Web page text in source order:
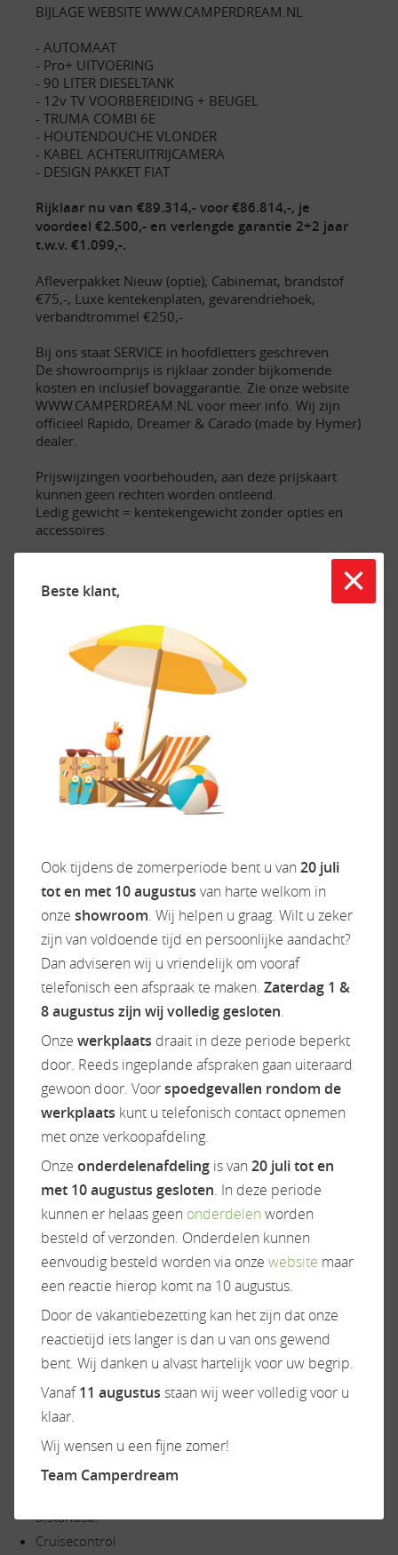
BIJLAGE WEBSITE WWW.CAMPERDREAM.NL
- AUTOMAAT
- Pro+ UITVOERING
- 90 LITER DIESELTANK
- 12v TV VOORBEREIDING + BEUGEL
- TRUMA COMBI 6E
- HOUTENDOUCHE VLONDER
- KABEL ACHTERUITRIJCAMERA
- DESIGN PAKKET FIAT
Rijklaar nu van €89.314,- voor €86.814,-, je
voordeel €2.500,- en verlengde garantie 2+2 jaar
t.w.v. €1.099,-.
Afleverpakket Nieuw (optie); Cabinemat, brandstof
€75,-, Luxe kentekenplaten, gevarendriehoek,
verbandtrommel €250,-
Bij ons staat SERVICE in hoofdletters geschreven.
De showroomprijs is rijklaar zonder bijkomende
kosten en inclusief bovaggarantie. Zie onze website
WWW.CAMPERDREAM.NL voor meer info. Wij zijn
officieel Rapido, Dreamer & Carado (made by Hymer)
dealer.
Prijswijzingen voorbehouden, aan deze prijskaart
kunnen geen rechten worden ontleend.
Ledig gewicht = kentekengewicht zonder opties en
accessoires.
Trefwoorden: Adria, Sunlight, Chausson, Burstner,
Possl, Buscamper, weinsberg, twin, carado, half
integraal, hymer, frankia, hobby, lmc, roller, fendt,
mc louis, reisemobile, boxstar, dethleffs, globebus, 2
win, camper, wohnmobil, euramobil, fiat, vakantie,
camperverhuur, huurcamper
Bij ons staat SERVICE in hoofdletters geschreven.
De showroomprijs is rijklaar zonder bijkomende
kosten en inclusief bovaggarantie tenzij anders
vermeld. Zie onze website WWW.CAMPERDREAM.NL
voor meer info. Wij zijn officieel Rapido, Dreamer &
Carado (made by Hymer) dealer.
ACCESSOIRES
Exterieur/Interieur
Bagageruimte
Bestuurdersdeur
Buitenlamp
Combicassettes
Dakluik heki
Elektrische opstap
Geïsoleerd glas
Hagelbestendig dak
Indirecte verlichting
Raamblindering
Verduistering cabine
Zonwerend glas
Keuken
Boiler
Gascomfoor
Koelkast
Ladekast
Vriesvak
Onderstel/cabine
Airbag(s)
Airco op motor
afstandsb.
Cruisecontrol
Televisiebeugel
Beste klant,
Ook tijdens de zomerperiode bent u van 20 juli
tot en met 10 augustus van harte welkom in
onze showroom. Wij helpen u graag. Wilt u zeker
zijn van voldoende tijd en persoonlijke aandacht?
Dan adviseren wij u vriendelijk om vooraf
telefonisch een afspraak te maken. Zaterdag 1 &
8 augustus zijn wij volledig gesloten.
Onze werkplaats draait in deze periode beperkt
door. Reeds ingeplande afspraken gaan uiteraard
gewoon door. Voorspoedgevallen rondom de
werkplaats kunt u telefonisch contact opnemen
met onze verkoopafdeling.
Onze onderdelenafdeling is van 20 juli tot en
met 10 augustus gesloten. In deze periode
kunnen er helaas geen onderdelen worden
besteld of verzonden. Onderdelen kunnen
eenvoudig besteld worden via onze website maar
een reactie hierop komt na 10 augustus.
Door de vakantiebezetting kan het zijn dat onze
reactietijd iets langer is dan u van ons gewend
bent. Wij danken u alvast hartelijk voor uw begrip.
Vanaf11 augustus staan wij weer volledig voor u
klaar.
Wij wensen u een fijne zomer!
Team Camperdream
×